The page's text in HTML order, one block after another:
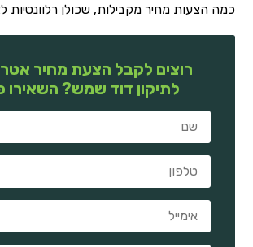
כמה הצעות מחיר מקבילות, שכולן רלוונטיות
רוצים לקבל הצעת מחיר
לתיקון דוד שמש? השאירו